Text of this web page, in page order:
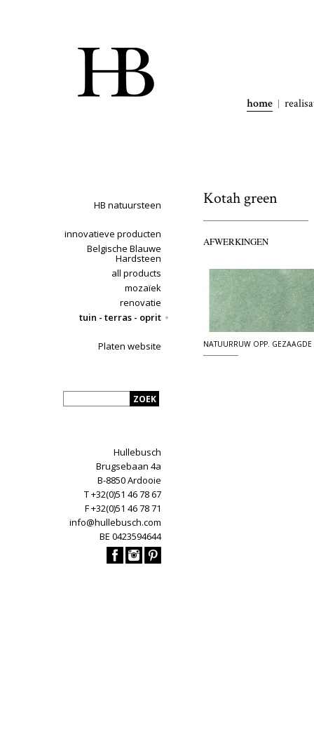
home
HB natuursteen
innovatieve producten
Belgische Blauwe
Hardsteen
all products
mozaïek
renovatie
tuin - terras - oprit
Platen website
Hullebusch
Brugsebaan 4a
B-8850 Ardooie
T +32(0)51 46 78 67
F +32(0)51 46 78 71
info@hullebusch.com
BE 0423594644
Kotah green
AFWERKINGEN
NATUURRUW OPP.